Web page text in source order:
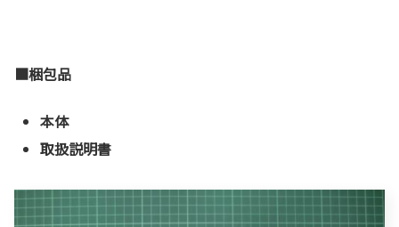
■梱包品
本体
取扱説明書